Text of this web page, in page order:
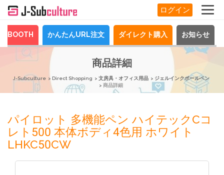
ログイン
BOOTH かんたんURL注文 ダイレクト購入 お知らせ
商品詳細
J-Subculture Direct Shopping 文房具・オフィス用品
ジェルインクボールペン
商品詳細
パイロット 多機能ペン ハイテックCコ
レト500 本体ボディ4色用 ホワイト
LHKC50CW